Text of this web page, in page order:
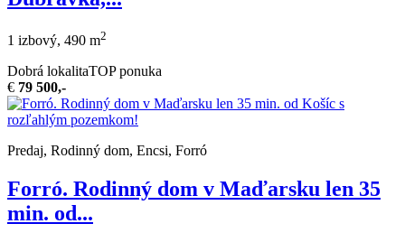
1 izbový, 490 m2
Dobrá lokalitaTOP ponuka
€ 79 500,-
Predaj, Rodinný dom, Encsi, Forró
Forró. Rodinný dom v Maďarsku len 35
min. od...